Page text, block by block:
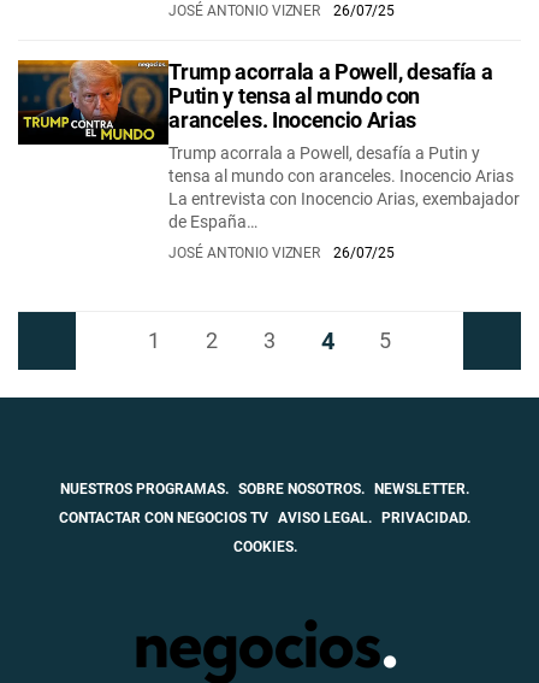
JOSÉ ANTONIO VIZNER 26/07/25
Trump acorrala a Powell, desafía a
Putin y tensa al mundo con
aranceles. Inocencio Arias
Trump acorrala a Powell, desafía a Putin y
tensa al mundo con aranceles. Inocencio Arias
La entrevista con Inocencio Arias, exembajador
de España…
JOSÉ ANTONIO VIZNER 26/07/25
1 2 3 4 5
NUESTROS PROGRAMAS. SOBRE NOSOTROS. NEWSLETTER.
CONTACTAR CON NEGOCIOS TV AVISO LEGAL. PRIVACIDAD.
COOKIES.